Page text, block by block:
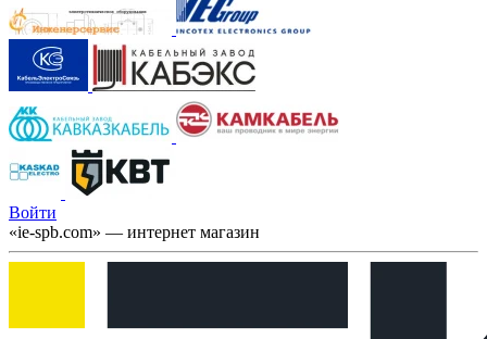
Войти
«ie-spb.com» — интернет магазин